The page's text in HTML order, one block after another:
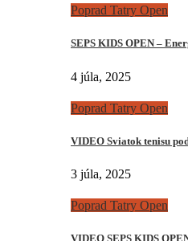
Poprad Tatry Open
SEPS KIDS OPEN –
4 júla, 2025
Poprad Tatry Open
VIDEO Sviatok tenisu
3 júla, 2025
Poprad Tatry Open
VIDEO SEPS KIDS